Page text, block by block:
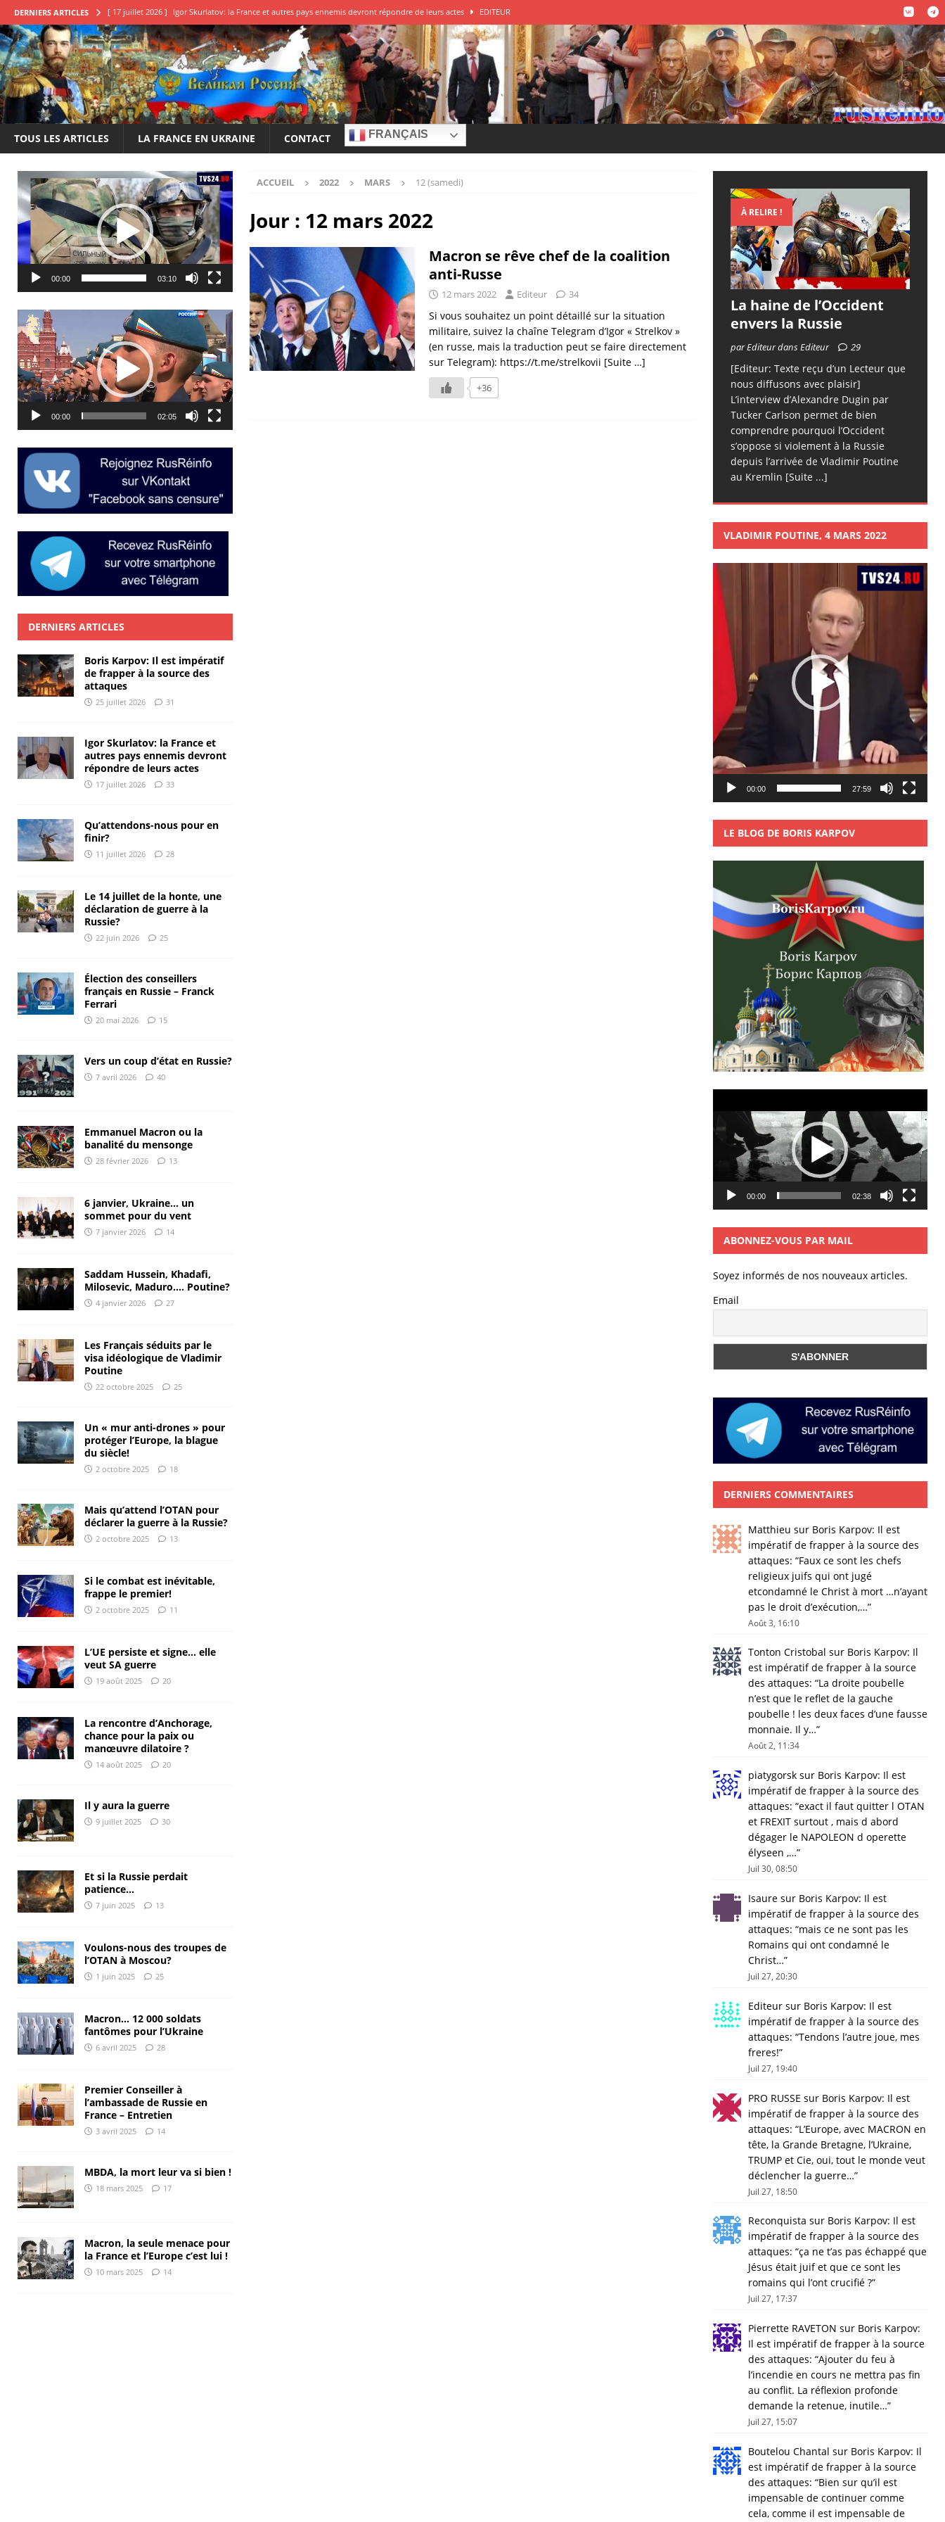
DERNIERS ARTICLES [ 17 juillet 2026 ] Igor Skurlatov: la France et autres pays ennemis devront répondre de leurs actes EDITEUR
[ 11 juillet 2026 ] Qu’attendons-nous pour en finir? EDITEUR
[ 22 juin 2026 ] Le 14 juillet de la honte, une déclaration de guerre à la Russie? EDITEUR
[ 20 mai 2026 ] Élection des conseillers français en Russie – Franck Ferrari EDITEUR
[ 25 juillet 2026 ] Boris Karpov: Il est impératif de frapper à la source des attaques EDITEUR
TOUS LES ARTICLES LA FRANCE EN UKRAINE CONTACT FRANÇAIS
ACCUEIL 2022 MARS 12 (samedi)
Jour : 12 mars 2022
Macron se rêve chef de la coalition
anti-Russe
12 mars 2022 Editeur 34
Si vous souhaitez un point détaillé sur la situation
militaire, suivez la chaîne Telegram d’Igor « Strelkov »
(en russe, mais la traduction peut se faire directement
sur Telegram): https://t.me/strelkovii [Suite …]
+36
Lecteur
vidéo
00:00 03:10
Lecteur
vidéo
00:00 02:05
DERNIERS ARTICLES
Boris Karpov: Il est impératif
de frapper à la source des
attaques
25 juillet 2026 31
Igor Skurlatov: la France et
autres pays ennemis devront
répondre de leurs actes
17 juillet 2026 33
Qu’attendons-nous pour en
finir?
11 juillet 2026 28
Le 14 juillet de la honte, une
déclaration de guerre à la
Russie?
22 juin 2026 25
Élection des conseillers
français en Russie – Franck
Ferrari
20 mai 2026 15
Vers un coup d’état en Russie?
7 avril 2026 40
Emmanuel Macron ou la
banalité du mensonge
28 février 2026 13
6 janvier, Ukraine… un
sommet pour du vent
7 janvier 2026 14
Saddam Hussein, Khadafi,
Milosevic, Maduro…. Poutine?
4 janvier 2026 27
Les Français séduits par le
visa idéologique de Vladimir
Poutine
22 octobre 2025 25
Un « mur anti-drones » pour
protéger l’Europe, la blague
du siècle!
2 octobre 2025 18
Mais qu’attend l’OTAN pour
déclarer la guerre à la Russie?
2 octobre 2025 13
Si le combat est inévitable,
frappe le premier!
2 octobre 2025 11
L’UE persiste et signe… elle
veut SA guerre
19 août 2025 20
La rencontre d’Anchorage,
chance pour la paix ou
manœuvre dilatoire ?
14 août 2025 20
Il y aura la guerre
9 juillet 2025 30
Et si la Russie perdait
patience…
7 juin 2025 13
Voulons-nous des troupes de
l’OTAN à Moscou?
1 juin 2025 25
Macron… 12 000 soldats
fantômes pour l’Ukraine
6 avril 2025 28
Premier Conseiller à
l’ambassade de Russie en
France – Entretien
3 avril 2025 14
MBDA, la mort leur va si bien !
18 mars 2025 17
Macron, la seule menace pour
la France et l’Europe c’est lui !
10 mars 2025 14
À RELIRE !
La haine de l’Occident
envers la Russie
par Editeur dans Editeur 29
[Editeur: Texte reçu d’un Lecteur que
nous diffusons avec plaisir]
L’interview d’Alexandre Dugin par
Tucker Carlson permet de bien
comprendre pourquoi l’Occident
s’oppose si violement à la Russie
depuis l’arrivée de Vladimir Poutine
au Kremlin [Suite ...]
VLADIMIR POUTINE, 4 MARS 2022
Lecteur
vidéo
00:00 27:59
LE BLOG DE BORIS KARPOV
vidéo
00:00 02:38
ABONNEZ-VOUS PAR MAIL
Soyez informés de nos nouveaux articles.
Email
DERNIERS COMMENTAIRES
Matthieu sur Boris Karpov: Il est
impératif de frapper à la source des
attaques: “Faux ce sont les chefs
religieux juifs qui ont jugé
etcondamné le Christ à mort …n’ayant
pas le droit d’exécution,…”
Août 3, 16:10
Tonton Cristobal sur Boris Karpov: Il
est impératif de frapper à la source
des attaques: “La droite poubelle
n’est que le reflet de la gauche
poubelle ! les deux faces d’une fausse
monnaie. Il y…”
Août 2, 11:34
piatygorsksur Boris Karpov: Il est
impératif de frapper à la source des
attaques: “exact il faut quitter l OTAN
et FREXIT surtout , mais d abord
dégager le NAPOLEON d operette
élyseen ,…”
Juil 30, 08:50
Isauresur Boris Karpov: Il est
impératif de frapper à la source des
attaques: “mais ce ne sont pas les
Romains qui ont condamné le
Christ…”
Juil 27, 20:30
Editeursur Boris Karpov: Il est
impératif de frapper à la source des
attaques: “Tendons l’autre joue, mes
freres!”
Juil 27, 19:40
PRO RUSSE sur Boris Karpov: Il est
impératif de frapper à la source des
attaques: “L’Europe, avec MACRON en
tête, la Grande Bretagne, l’Ukraine,
TRUMP et Cie, oui, tout le monde veut
déclencher la guerre…”
Juil 27, 18:50
Reconquista sur Boris Karpov: Il est
impératif de frapper à la source des
attaques: “ça ne t’as pas échappé que
Jésus était juif et que ce sont les
romains qui l’ont crucifié ?”
Juil 27, 17:37
Pierrette RAVETON sur Boris Karpov:
Il est impératif de frapper à la source
des attaques: “Ajouter du feu à
l’incendie en cours ne mettra pas fin
au conflit. La réflexion profonde
demande la retenue, inutile…”
Juil 27, 15:07
Boutelou Chantal sur Boris Karpov: Il
est impératif de frapper à la source
des attaques: “Bien sur qu’il est
impensable de continuer comme
cela, comme il est impensable de